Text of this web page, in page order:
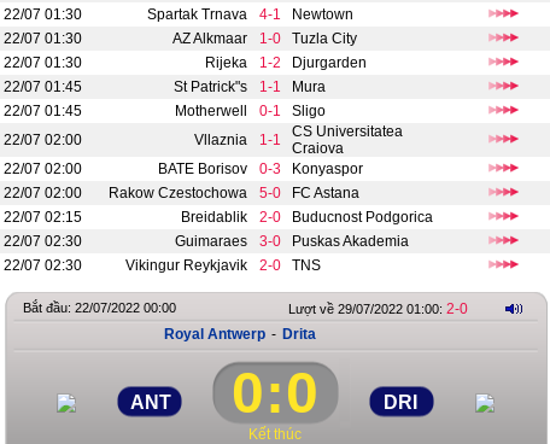
22/07 01:30
Spartak Trnava 4-1
Newtown
22/07 01:30
AZ Alkmaar 1-0
Tuzla City
22/07 01:30
Rijeka 1-2
Djurgarden
22/07 01:45
St Patrick"s 1-1
Mura
22/07 01:45
Motherwell 0-1
Sligo
22/07 02:00
Vllaznia 1-1
CS Universitatea
Craiova
22/07 02:00
BATE Borisov 0-3
Konyaspor
22/07 02:00
Rakow Czestochowa 5-0
FC Astana
22/07 02:15
Breidablik 2-0
Buducnost Podgorica
22/07 02:30
Guimaraes 3-0
Puskas Akademia
22/07 02:30
Vikingur Reykjavik 2-0 TNS
Bắt đầu: 22/07/2022 00:00 Lượt về 29/07/2022 01:00: 2-0
Royal Antwerp - Drita
ANT 0:0
Kết thúc
DRI